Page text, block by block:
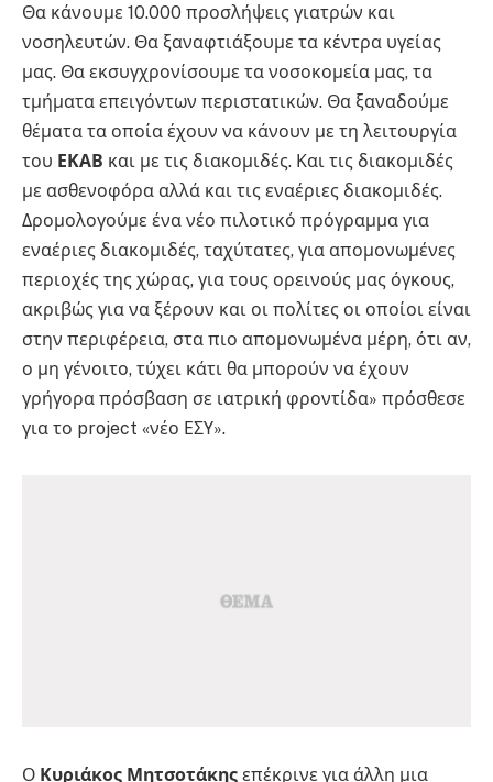
Θα κάνουμε 10.000 προσλήψεις γιατρών και
νοσηλευτών. Θα ξαναφτιάξουμε τα κέντρα υγείας
μας. Θα εκσυγχρονίσουμε τα νοσοκομεία μας, τα
τμήματα επειγόντων περιστατικών. Θα ξαναδούμε
θέματα τα οποία έχουν να κάνουν με τη λειτουργία
του ΕΚΑΒ και με τις διακομιδές. Και τις διακομιδές
με ασθενοφόρα αλλά και τις εναέριες διακομιδές.
Δρομολογούμε ένα νέο πιλοτικό πρόγραμμα για
εναέριες διακομιδές, ταχύτατες, για απομονωμένες
περιοχές της χώρας, για τους ορεινούς μας όγκους,
ακριβώς για να ξέρουν και οι πολίτες οι οποίοι είναι
στην περιφέρεια, στα πιο απομονωμένα μέρη, ότι αν,
ο μη γένοιτο, τύχει κάτι θα μπορούν να έχουν
γρήγορα πρόσβαση σε ιατρική φροντίδα» πρόσθεσε
για το project «νέο ΕΣΥ».
Ο Κυριάκος Μητσοτάκης επέκρινε για άλλη μια